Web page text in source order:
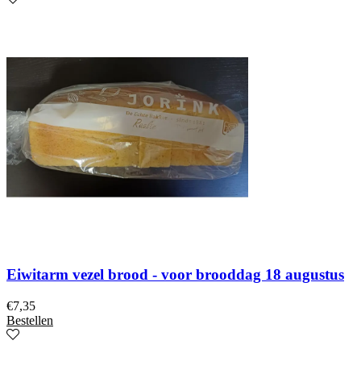
Eiwitarm vezel brood - voor brooddag 18 augustus
€7,35
Bestellen